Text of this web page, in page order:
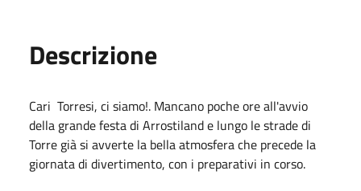
Descrizione
Cari Torresi, ci siamo!. Mancano poche ore all'avvio
della grande festa di Arrostiland e lungo le strade di
Torre già si avverte la bella atmosfera che precede la
giornata di divertimento, con i preparativi in corso.